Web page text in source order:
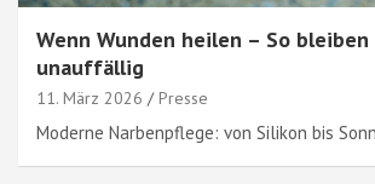
Wenn Wunden heilen – So bleiben
unauffällig
11. März 2026 Presse
Moderne Narbenpflege: von Silikon bis